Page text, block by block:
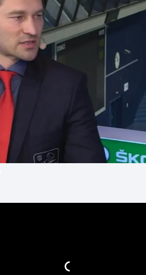
Moderní pětiboj
Motorsport
Olympijské hry
Plážový volejbal